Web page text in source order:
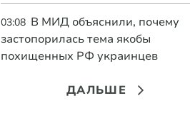
03:08 В МИД объяснили, почему
застопорилась тема якобы
похищенных РФ украинцев
ДАЛЬШЕ